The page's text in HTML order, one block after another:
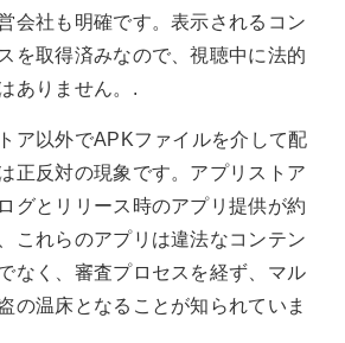
会社も明確です。表示されるコン
を取得済みなので、視聴中に法的
ありません。.
ア以外でAPKファイルを介して配
正反対の現象です。アプリストア
グとリリース時のアプリ提供が約
これらのアプリは違法なコンテン
なく、審査プロセスを経ず、マル
の温床となることが知られていま